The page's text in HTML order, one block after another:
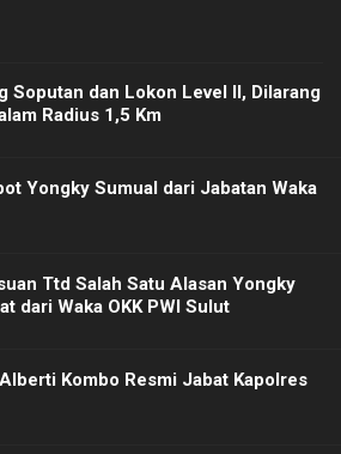
Soputan dan Lokon Level II, Dilarang
Radius 1,5 Km
Yongky Sumual dari Jabatan Waka
Ttd Salah Satu Alasan Yongky
dari Waka OKK PWI Sulut
Kombo Resmi Jabat Kapolres